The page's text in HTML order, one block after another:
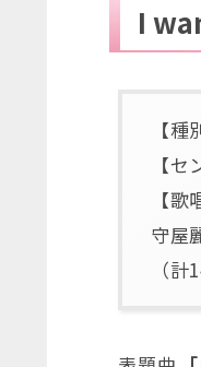
I
【
【
【
守屋
（計